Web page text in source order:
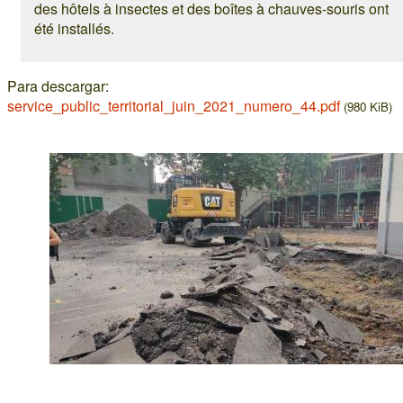
des hôtels à insectes et des boîtes à chauves-souris ont
été installés.
Para descargar:
service_public_territorial_juin_2021_numero_44.pdf (980 KiB)